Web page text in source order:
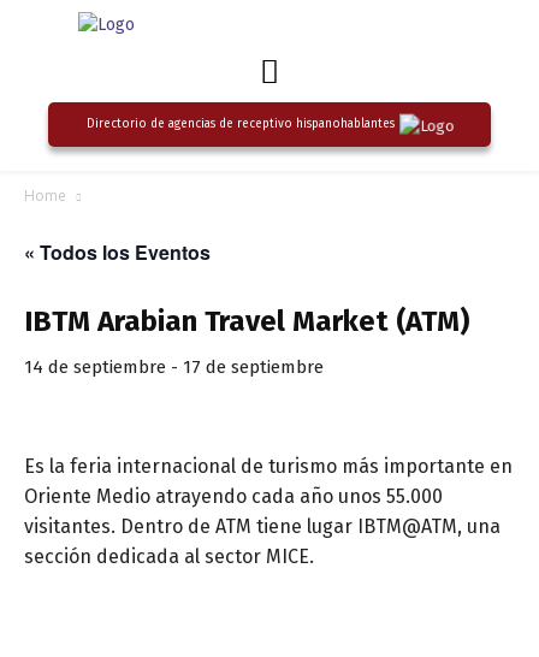
Directorio de agencias de receptivo hispanohablantes
Home
« Todos los Eventos
IBTM Arabian Travel Market (ATM)
14 de septiembre - 17 de septiembre
Es la feria internacional de turismo más importante en
Oriente Medio atrayendo cada año unos 55.000
visitantes. Dentro de ATM tiene lugar IBTM@ATM, una
sección dedicada al sector MICE.